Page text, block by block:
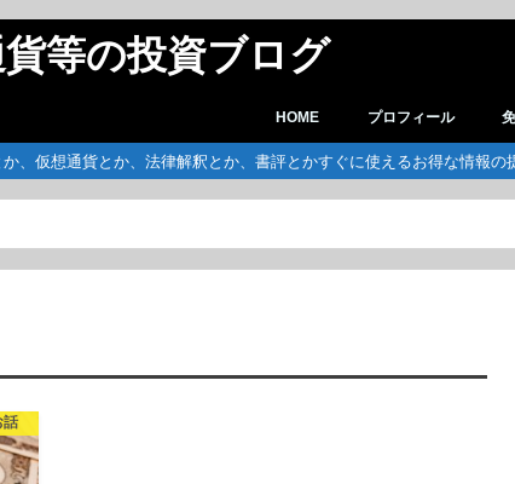
等の投資ブログ
HOME プロフィール
、仮想通貨とか、法律解釈とか、書評とかすぐに使えるお得な情報の
話